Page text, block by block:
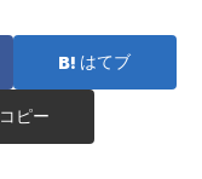
はてブ
コピー